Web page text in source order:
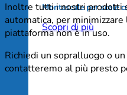
Montascale per scale
Scopri di più
Inoltre tutti i nostri prodotti
automatica, per
piattaforma non è in uso.
Richiedi un sopralluogo o un
contatteremo al più presto